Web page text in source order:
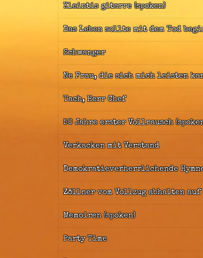
Kleintis gitarre (spoken)
Das Leben sollte mit dem Tod
Schwanger
Ne Frau, die sich mich leisten
Tach, Herr Chef
50 Jahre erster Vollrausch
Verkacken mit Verstand
Demokratieverherrlichende
Zöllner vom Vollzug abhalten auf
Memoiren (spoken)
Party Time